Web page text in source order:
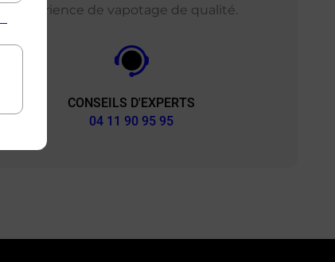
expérience de vapotage de qualité.
CONSEILS D'EXPERTS
04 11 90 95 95